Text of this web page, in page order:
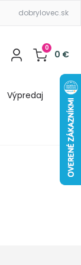
dobrylovec.sk
0
0 €
Výpredaj